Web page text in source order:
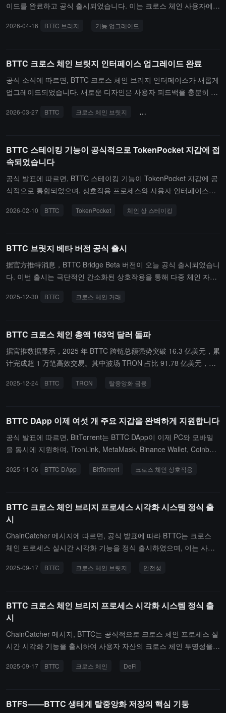
이드를 완료하고 공식 출시되었습니다. 이는 크로스 체인 사용자에게
업데이트에서는 "전체 기록"과 "진행 중"의 두 가지 뷰 독립 전시 모드
다. 동시에 페이지는 입금, 출금 및 크로스 체인 활동의 전용 식별 마
크를 강화하여 사용자가 자금 흐름을 신속하게 파악할 수 있도록 돕
습니다. 사용자는 이제 플랫폼에 접속하여 더 명확한 크로스 체인 거
장면을 서비스하기 위해 제품 세부 사항을 지속적으로 다듬을 것입니
2026-04-16 BTTC 브리지 기능 업그레이드
BTTC 크로스 체인 브릿지 인터페이스 업그레이드 완료
공식 소식에 따르면, BTTC 크로스 체인 브리지 인터페이스가 새롭게
업그레이드되었습니다. 새로운 디자인은 사용자 피드백을 충분히 반
를 통해 자산을 중개하고 이더리움으로 전송할 때 추가적인 크로스
고, 개인 키 및 자산 정보는 어떤 제3자도 접근할 수 없습니다.
2026-03-27 BTTC 크로스 체인 브릿지 인터페이스 업그레이드
BTTC 스테이킹 기능이 공식적으로 TokenPocket 지갑에 접
속되었습니다
공식 발표에 따르면, BTTC 스테이킹 기능이 TokenPocket 지갑에 공
식적으로 통합되었으며, 상호작용 프로세스와 사용자 인터페이스를
험을 제공합니다.이번 기술 통합은 네트워크 보안성을 보장하는 동시
2026-02-10 BTTC TokenPocket 체인 상 스테이킹
BTTC 브릿지 베타 버전 공식 출시
据官方推特消息，BTTC Bridge Beta 버전이 오늘 공식 출시되었습니
다. 이번 출시는 극단적인 간소화된 상호작용을 통해 다중 체인 자산
본 구조는 크로스 체인 상태의 효율적인 동기화를 보장할 뿐만 아니
테스트 링크를 통해 원활한 크로스 체인 거래를 경험할 수 있으며, 안
전하고 효율적인 보장 아래 진정한 자유로운 자산 유동성을 실현하
고, 자산 크로스 체인의 새로운 경험을 맞이할 수 있습니다.
2025-12-30 BTTC 크로스 체인 거래
BTTC 크로스 체인 총액 163억 달러 돌파
据官推数据显示，2025 年 BTTC 跨链总额强势突破 16.3 亿美元，累
计完成超 1 万笔高效交易。其中波场 TRON 占比 91.78 亿美元，以
亿美元，三大网络协同构建百亿级流动性矩阵。作为专为高速跨链打
2025-12-24 BTTC TRON 탈중앙화 금융
BTTC DApp 이제 여섯 개 주요 지갑을 완벽하게 지원합니다
공식 발표에 따르면, BitTorrent는 BTTC DApp이 이제 PC와 모바일
을 동시에 지원하며, TronLink, MetaMask, Binance Wallet, Coinbas
했습니다. 현재 사용자는 여러 지갑과 여러 네트워크 간 자유롭게 전
리한 크로스 체인 생태계 탐색을 지원할 것입니다.
2025-11-06 BTTC DApp BitTorrent 크로스 체인 상호작용
BTTC 크로스 체인 브리지 프로세스 시각화 시스템 정식 출
시
ChainCatcher 메시지에 따르면, 공식 발표에 따라 BTTC는 크로스
체인 프로세스 실시간 시각화 기능을 정식 출시하였으며, 이는 사용
다. 이 시스템은 사용자가 각 자산의 실시간 상태 변화를 직관적으로
가치 전송 과정의 안전성과 투명성을 전면적으로 보장합니다. DeFi
초보자든 숙련된 거래자든 관계없이 이 기능을 통해 명확하고 투명한
자산 흐름 뷰와 원활한 크로스 체인 경험을 누릴 수 있습니다.（출처
링크）
2025-09-17 BTTC 크로스 체인 브릿지 안전성
BTTC 크로스 체인 브리지 프로세스 시각화 시스템 정식 출
시
ChainCatcher 메시지, BTTC는 공식적으로 크로스 체인 프로세스 실
시간 시각화 기능을 출시하여 사용자 자산의 크로스 체인 투명성을
자산의 실시간 상태 변화를 직관적으로 추적할 수 있도록 지원하며,
성을 전면적으로 보장합니다. DeFi 초보자든 숙련된 거래자든 이 기
2025-09-17 BTTC 크로스 체인 DeFi
BTFS——BTTC 생태계 탈중앙화 저장의 핵심 기둥